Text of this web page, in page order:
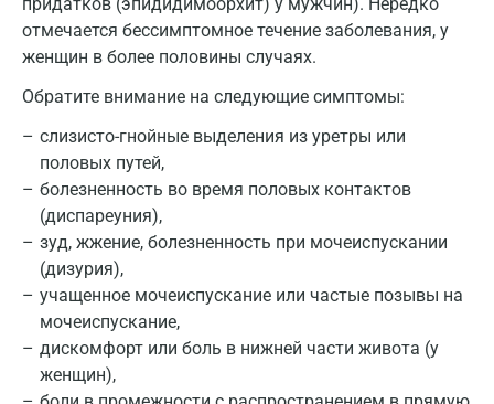
отмечается бессимптомное течение заболевания, у
женщин в более половины случаях.
Обратите внимание на следующие симптомы:
слизисто-гнойные выделения из уретры или
половых путей,
болезненность во время половых контактов
(диспареуния),
зуд, жжение, болезненность при мочеиспускании
(дизурия),
учащенное мочеиспускание или частые позывы на
мочеиспускание,
дискомфорт или боль в нижней части живота (у
женщин),
Зеленоград
Ижевск
Истра
Йошкар-Ола
Калининград
Калуга
Кемерово